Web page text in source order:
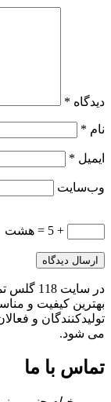
دیدگاه *
نام *
ایمیل *
وب‌سایت
+ 5 = هشت
در
بهترین کیفیت و
تولیدکنندگان و
می شود.
تماس با ما